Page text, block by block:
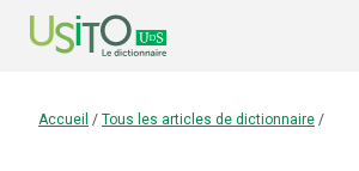
Accueil / Tous les articles de dictionnaire /